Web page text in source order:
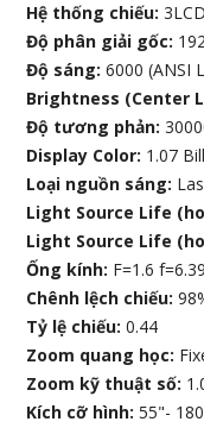
Hệ thống chiếu:
Độ phân giải gốc:
Độ sáng:6000 (ANSI
Brightness (Center
Độ tương phản:
Display Color: 1.07
Loại nguồn sáng:
Light Source Life
Light Source Life
Ống kính: F=1.6
Chênh lệch chiếu:
Tỷ lệ chiếu:0.44
Zoom quang học:
Zoom kỹ thuật số:
Kích cỡ hình:55"-